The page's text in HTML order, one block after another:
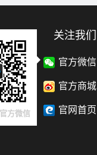
方微信
关注我们
官方微信
官方商城
官网首页